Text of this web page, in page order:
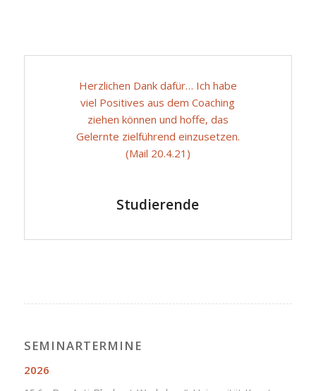
Herzlichen Dank dafür… Ich habe
viel Positives aus dem Coaching
ziehen können und hoffe, das
Gelernte zielführend einzusetzen.
(Mail 20.4.21)
Studierende
SEMINARTERMINE
2026